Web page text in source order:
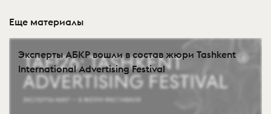
Еще материалы
Эксперты АБКР вошли в состав жюри Tashkent
International Advertising Festival